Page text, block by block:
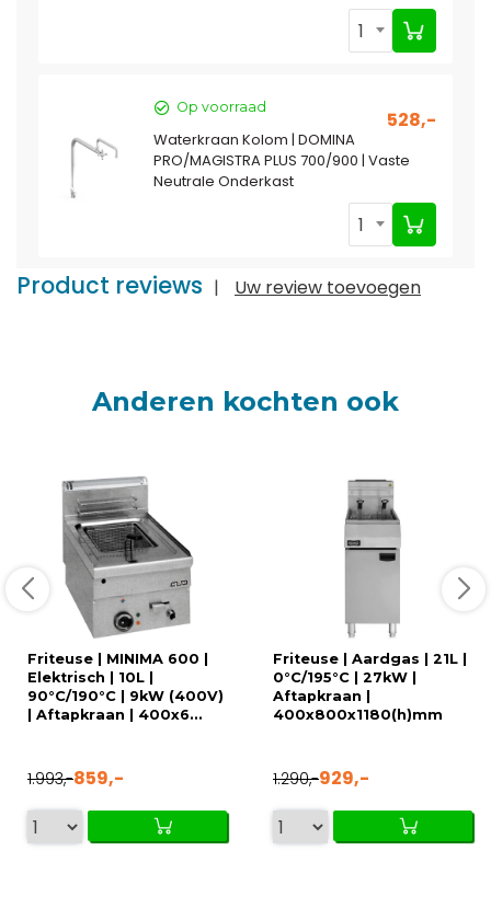
1
Op voorraad
528,-
Waterkraan Kolom | DOMINA
PRO/MAGISTRA PLUS 700/900 | Vaste
Neutrale Onderkast
1
Product reviews | Uw review toevoegen
Anderen kochten ook
Friteuse | MINIMA 600 |
Elektrisch | 10L |
90°C/190°C | 9kW (400V)
| Aftapkraan | 400x6...
1.993,-859,-
Friteuse | Aardgas | 21L |
0°C/195°C | 27kW |
Aftapkraan |
400x800x1180(h)mm
1.290,-929,-